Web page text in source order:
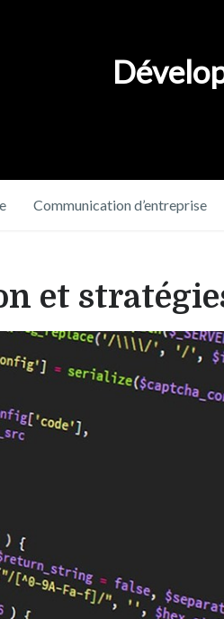
Communication d’entreprise
et